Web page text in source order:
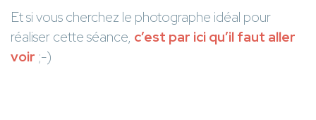
Et si vous cherchez le photographe idéal pour
réaliser cette séance, c’est par ici qu’il faut aller
voir ;-)